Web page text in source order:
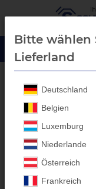
Laubgitter Aufbau
Bitte wählen
Lieferland
Deutschland
Belgien
Luxemburg
Niederlande
Österreich
Frankreich